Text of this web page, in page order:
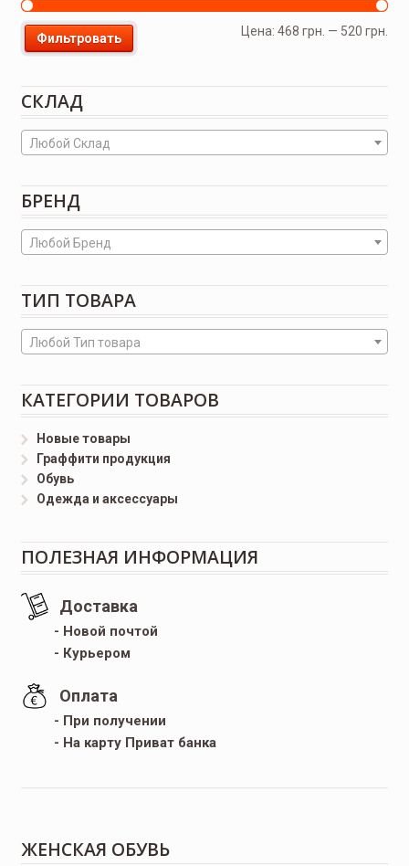
Фильтровать
Цена:468 грн. — 520 грн.
СКЛАД
Любой Склад
БРЕНД
Любой Бренд
ТИП ТОВАРА
Любой Тип товара
КАТЕГОРИИ ТОВАРОВ
Новые товары
Граффити продукция
Обувь
Одежда и аксессуары
ПОЛЕЗНАЯ ИНФОРМАЦИЯ
Доставка
- Новой почтой
- Курьером
Оплата
- При получении
- На карту Приват банка
ЖЕНСКАЯ ОБУВЬ